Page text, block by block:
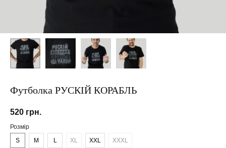
Футболка РУСКІЙ КОРАБЛЬ
520 грн.
Розмір
S
M L XL XXL XXXL